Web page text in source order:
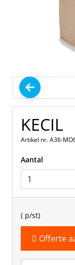
KECIL
Artikel nr. A36-
Aantal
( p/st)
Offerte